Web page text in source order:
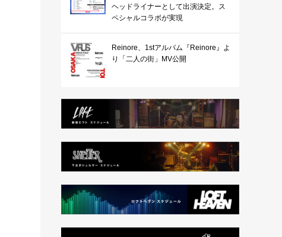
ヘッドライナーとして出演決定。ス
ペシャルコラボが実現
Reinore、1stアルバム『Reinore』よ
り「二人の街」MV公開